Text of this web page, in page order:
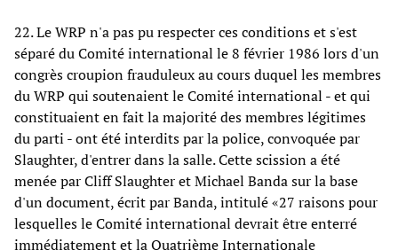
22. Le WRP n'a pas pu respecter ces conditions et s'est
séparé du Comité international le 8 février 1986 lors d'un
congrès croupion frauduleux au cours duquel les membres
du WRP qui soutenaient le Comité international - et qui
constituaient en fait la majorité des membres légitimes
du parti - ont été interdits par la police, convoquée par
Slaughter, d'entrer dans la salle. Cette scission a été
menée par Cliff Slaughter et Michael Banda sur la base
d'un document, écrit par Banda, intitulé «27 raisons pour
lesquelles le Comité international devrait être enterré
immédiatement et la Quatrième Internationale